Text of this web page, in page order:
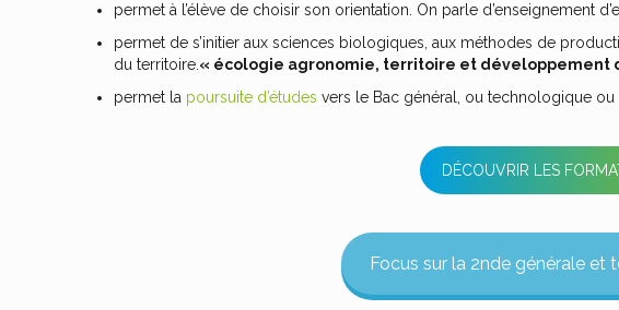
permet à l’élève de choisir son orientation. On parle d’enseignement
permet de s’initier aux sciences biologiques, aux méthodes de
du territoire. « écologie agronomie, territoire et développement
permet la poursuite d’études vers le Bac général, ou technologique
DÉCOUVRIR LES
Focus sur la 2nde générale et